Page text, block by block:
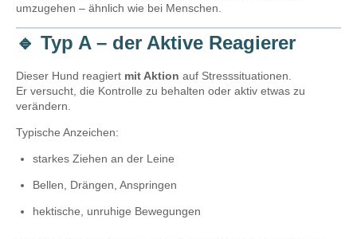
umzugehen – ähnlich wie bei Menschen.
🔹 Typ A – der Aktive Reagierer
Dieser Hund reagiert mit Aktion auf Stresssituationen.
Er versucht, die Kontrolle zu behalten oder aktiv etwas zu
verändern.
Typische Anzeichen:
starkes Ziehen an der Leine
Bellen, Drängen, Anspringen
hektische, unruhige Bewegungen